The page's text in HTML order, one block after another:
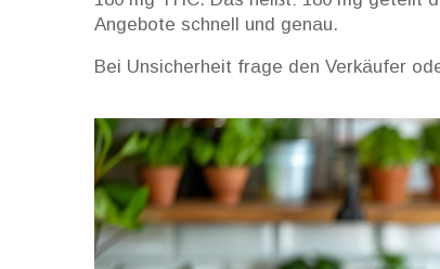
Angebote schnell und genau.
Bei Unsicherheit frage den Verkäufer